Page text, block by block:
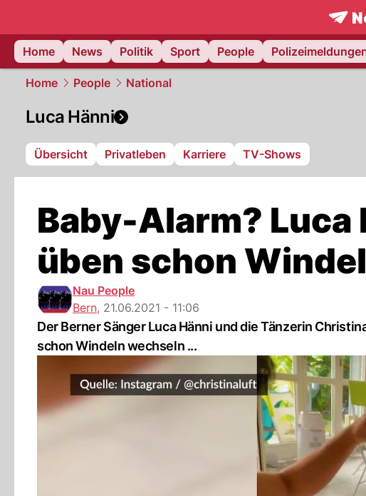
Home
News Politik Sport People
Home People National
Luca Hänni
Übersicht Privatleben Karriere TV-Shows
Baby-Alarm?
üben schon
Nau People
Bern, 21.06.2021 - 11:06
Der Berner Sänger Luca Hänni und die Tänzerin
schon Windeln wechseln ...